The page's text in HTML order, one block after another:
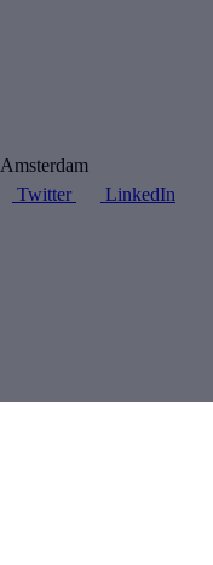
Amsterdam
Twitter LinkedIn